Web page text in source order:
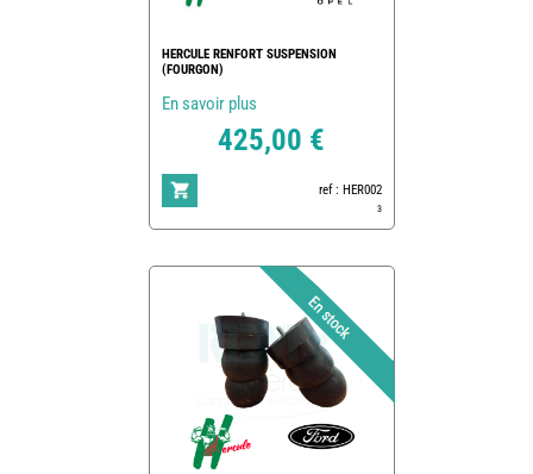
HERCULE RENFORT SUSPENSION
(FOURGON)
En savoir plus
425,00 €
ref : HER002
3